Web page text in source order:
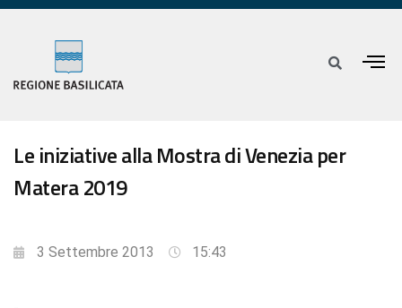
Le iniziative alla Mostra di Venezia per
Matera 2019
3 Settembre 2013 15:43